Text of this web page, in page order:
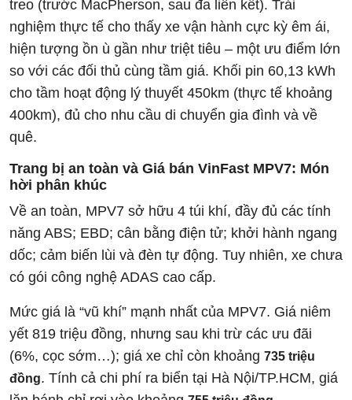
treo (trước MacPherson, sau đa liên kết). Trải
nghiệm thực tế cho thấy xe vận hành cực kỳ êm ái,
hiện tượng ồn ù gần như triệt tiêu – một ưu điểm lớn
so với các đối thủ cùng tầm giá. Khối pin 60,13 kWh
cho tầm hoạt động lý thuyết 450km (thực tế khoảng
400km), đủ cho nhu cầu di chuyển gia đình và về
quê.
Trang bị an toàn và Giá bán VinFast MPV7: Món
hời phân khúc
Về an toàn, MPV7 sở hữu 4 túi khí, đầy đủ các tính
năng ABS; EBD; cân bằng điện tử; khởi hành ngang
dốc; cảm biến lùi và đèn tự động. Tuy nhiên, xe chưa
có gói công nghệ ADAS cao cấp.
Mức giá là “vũ khí” mạnh nhất của MPV7. Giá niêm
yết 819 triệu đồng, nhưng sau khi trừ các ưu đãi
(6%, cọc sớm…); giá xe chỉ còn khoảng 735 triệu
đồng. Tính cả chi phí ra biển tại Hà Nội/TP.HCM, giá